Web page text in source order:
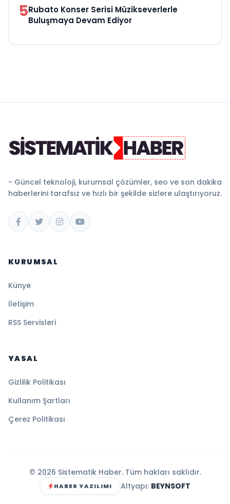
5Rubato Konser Serisi Müzikseverlerle
Buluşmaya Devam Ediyor
- Güncel teknoloji, kurumsal çözümler, seo ve son dakika
haberlerini tarafsız ve hızlı bir şekilde sizlere ulaştırıyoruz.
KURUMSAL
Künye
İletişim
RSS Servisleri
YASAL
Gizlilik Politikası
Kullanım Şartları
Çerez Politikası
© 2026 Sistematik Haber. Tüm hakları saklıdır.
HABER YAZILIMI Altyapı: BEYNSOFT